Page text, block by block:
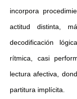
incorpora
actitud distinta,
decodificación
rítmica, casi
lectura afectiva,
partitura implícita.